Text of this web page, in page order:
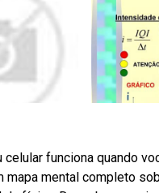
funciona quando
mapa mental completo